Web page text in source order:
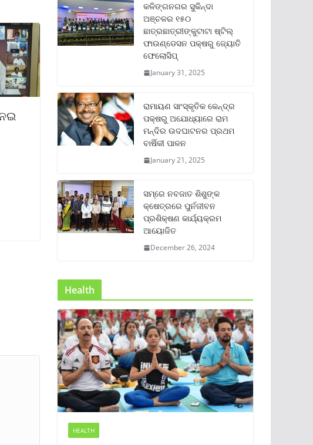
କଳିଙ୍ଗନଗର ସୁକିନ୍ଦା
ଅଞ୍ଚଳର ୧୫୦
ଛାତ୍ରଛାତ୍ରୀଙ୍କୁଟାଟା ଷ୍ଟିଲ୍
ଫାଉଣ୍ଡେସନ ପକ୍ଷରୁ ଜ୍ୟୋତି
ଫେଲୋସିପ୍‌
January 31, 2025
ରାମାୟଣ ସାଂସ୍କୃତିକ କେନ୍ଦ୍ର
ପକ୍ଷରୁ ଅଯୋଧ୍ୟାରେ ରାମ
ମନ୍ଦିର ଉଦଘାଟନର ପ୍ରଥମ
ବାର୍ଷିକୀ ପାଳନ
January 21, 2025
ସମ୍‌ରେ ନବଜାତ ଶିଶୁଙ୍କ
କ୍ଷେତ୍ରରେ ପୁର୍ନଜୀବନ
ପ୍ରଶିକ୍ଷଣ କାର୍ଯ୍ୟକ୍ରମ
ଆୟୋଜିତ
December 26, 2024
Health
HEALTH